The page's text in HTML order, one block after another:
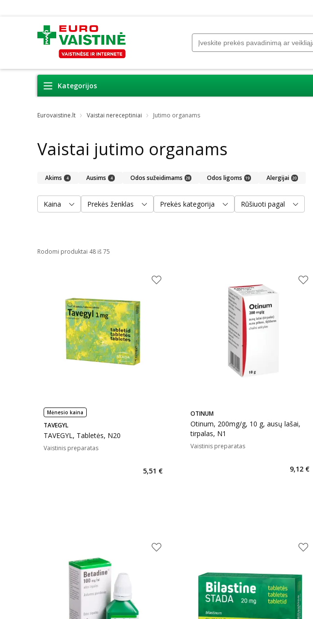
Kategorijos
Eurovaistine.lt Vaistai nereceptiniai Jutimo organams
Vaistai jutimo organams
Akims 4 Ausims 4 Odos sužeidimams 28 Odos ligoms 19 Alergijai 20
Kaina Prekės ženklas Prekės kategorija Rūšiuoti pagal
Rodomi produktai 48 iš 75
Mėnesio kaina
TAVEGYL
TAVEGYL, Tabletės, N20
Vaistinis preparatas
5,51 €
OTINUM
Otinum, 200mg/g, 10 g, ausų lašai,
tirpalas, N1
Vaistinis preparatas
9,12 €